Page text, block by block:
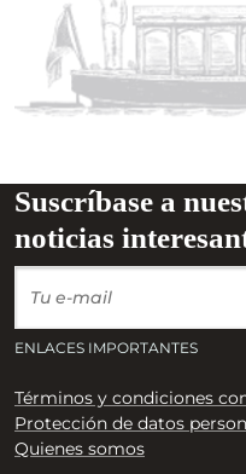
Suscríbase a
noticias
ENLACES IMPORTANTES
Términos y condiciones
Protección de datos
Quienes somos